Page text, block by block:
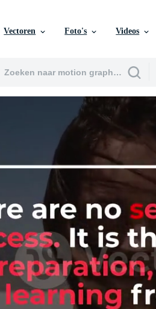
Vectoren Foto's Videos